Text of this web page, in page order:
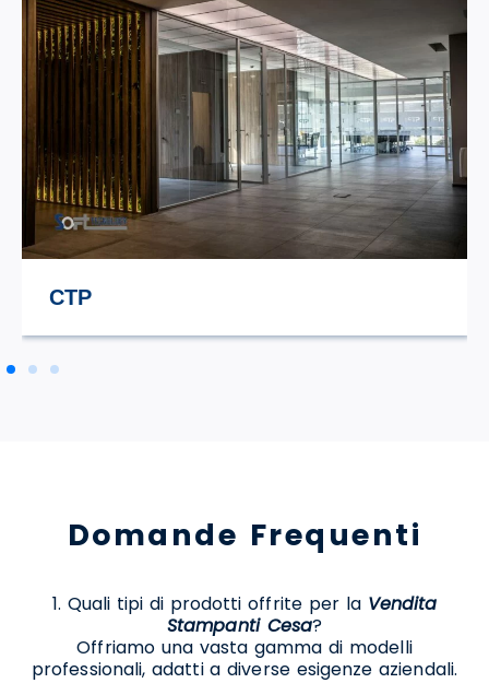
STILE TV
Domande Frequenti
1. Quali tipi di prodotti offrite per la Vendita
Stampanti Cesa?
Offriamo una vasta gamma di modelli
professionali, adatti a diverse esigenze aziendali.